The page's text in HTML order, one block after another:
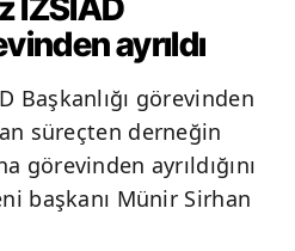
İZSİAD
ayrıldı
Başkanlığı görevinden
süreçten derneğin
görevinden ayrıldığını
başkanı Münir Sirhan